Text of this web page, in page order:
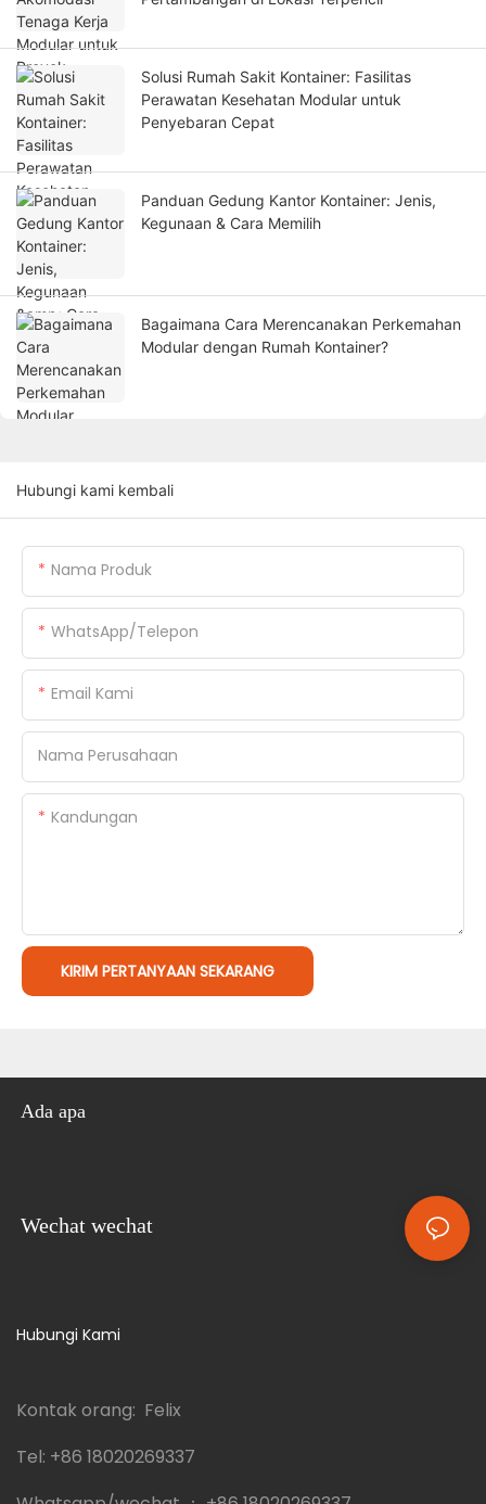
Solusi Rumah Sakit Kontainer: Fasilitas
Perawatan Kesehatan Modular untuk
Penyebaran Cepat
Panduan Gedung Kantor Kontainer: Jenis,
Kegunaan & Cara Memilih
Bagaimana Cara Merencanakan Perkemahan
Modular dengan Rumah Kontainer?
Hubungi kami kembali
Nama Produk
WhatsApp/Telepon
Email Kami
Nama Perusahaan
Kandungan
KIRIM PERTANYAAN SEKARANG
Ada apa
Wechat wechat
Hubungi Kami
Kontak orang: Felix
Tel: +86 18020269337